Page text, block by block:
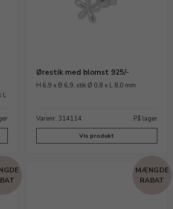
L
Ørestik med blomst 925/-
H 6,9 x B 6,9, stik Ø 0,8 x L 8,0 mm
Varenr. 314114 På lager
Vis produkt
MÆNGDE
RABAT